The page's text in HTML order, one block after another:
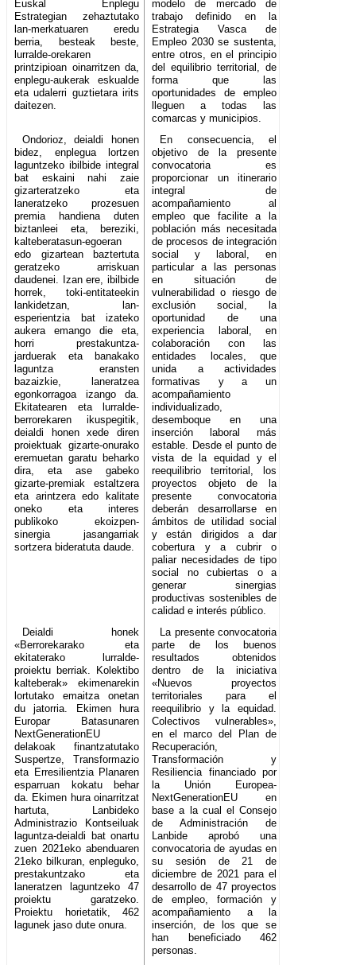
Euskal Enplegu
Estrategian zehaztutako
lan-merkatuaren eredu
berria, besteak beste,
lurralde-orekaren
printzipioan oinarritzen da,
enplegu-aukerak eskualde
eta udalerri guztietara irits
daitezen.
modelo de mercado de
trabajo definido en la
Estrategia Vasca de
Empleo 2030 se sustenta,
entre otros, en el principio
del equilibrio territorial, de
forma que las
oportunidades de empleo
lleguen a todas las
comarcas y municipios.
Ondorioz, deialdi honen
bidez, enplegua lortzen
laguntzeko ibilbide integral
bat eskaini nahi zaie
gizarteratzeko eta
laneratzeko prozesuen
premia handiena duten
biztanleei eta, bereziki,
kalteberatasun-egoeran
edo gizartean baztertuta
geratzeko arriskuan
daudenei. Izan ere, ibilbide
horrek, toki-entitateekin
lankidetzan, lan-
esperientzia bat izateko
aukera emango die eta,
horri prestakuntza-
jarduerak eta banakako
laguntza eransten
bazaizkie, laneratzea
egonkorragoa izango da.
Ekitatearen eta lurralde-
berrorekaren ikuspegitik,
deialdi honen xede diren
proiektuak gizarte-onurako
eremuetan garatu beharko
dira, eta ase gabeko
gizarte-premiak estaltzera
eta arintzera edo kalitate
oneko eta interes
publikoko ekoizpen-
sinergia jasangarriak
sortzera bideratuta daude.
En consecuencia, el
objetivo de la presente
convocatoria es
proporcionar un itinerario
integral de
acompañamiento al
empleo que facilite a la
población más necesitada
de procesos de integración
social y laboral, en
particular a las personas
en situación de
vulnerabilidad o riesgo de
exclusión social, la
oportunidad de una
experiencia laboral, en
colaboración con las
entidades locales, que
unida a actividades
formativas y a un
acompañamiento
individualizado,
desemboque en una
inserción laboral más
estable. Desde el punto de
vista de la equidad y el
reequilibrio territorial, los
proyectos objeto de la
presente convocatoria
deberán desarrollarse en
ámbitos de utilidad social
y están dirigidos a dar
cobertura y a cubrir o
paliar necesidades de tipo
social no cubiertas o a
generar sinergias
productivas sostenibles de
calidad e interés público.
Deialdi honek
«Berrorekarako eta
ekitaterako lurralde-
proiektu berriak. Kolektibo
kalteberak» ekimenarekin
lortutako emaitza onetan
du jatorria. Ekimen hura
Europar Batasunaren
NextGenerationEU
delakoak finantzatutako
Suspertze, Transformazio
eta Erresilientzia Planaren
esparruan kokatu behar
da. Ekimen hura oinarritzat
hartuta, Lanbideko
Administrazio Kontseiluak
laguntza-deialdi bat onartu
zuen 2021eko abenduaren
21eko bilkuran, enpleguko,
prestakuntzako eta
laneratzen laguntzeko 47
proiektu garatzeko.
Proiektu horietatik, 462
lagunek jaso dute onura.
La presente convocatoria
parte de los buenos
resultados obtenidos
dentro de la iniciativa
«Nuevos proyectos
territoriales para el
reequilibrio y la equidad.
Colectivos vulnerables»,
en el marco del Plan de
Recuperación,
Transformación y
Resiliencia financiado por
la Unión Europea-
NextGenerationEU en
base a la cual el Consejo
de Administración de
Lanbide aprobó una
convocatoria de ayudas en
su sesión de 21 de
diciembre de 2021 para el
desarrollo de 47 proyectos
de empleo, formación y
acompañamiento a la
inserción, de los que se
han beneficiado 462
personas.